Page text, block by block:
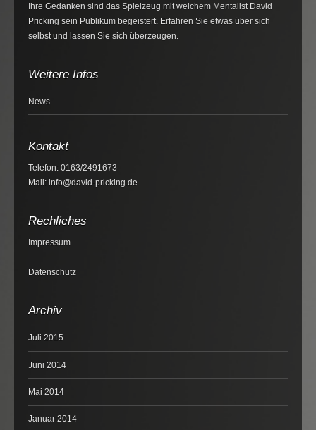
Ihre Gedanken sind das Spielzeug mit welchem Mentalist David
Pricking sein Publikum begeistert. Erfahren Sie etwas über sich
selbst und lassen Sie sich überzeugen.
Weitere Infos
News
Kontakt
Telefon: 0163/2491673
Mail: info@david-pricking.de
Rechliches
Impressum
Datenschutz
Archiv
Juli 2015
Juni 2014
Mai 2014
Januar 2014